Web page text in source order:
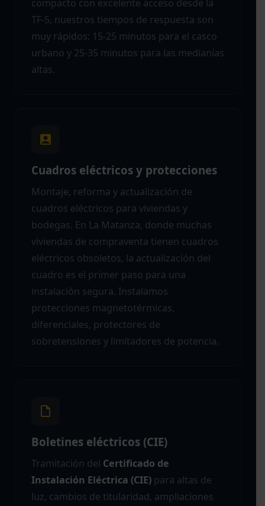
compacto con excelente acceso desde la
TF-5, nuestros tiempos de respuesta son
muy rápidos: 15-25 minutos para el casco
urbano y 25-35 minutos para las medianías
altas.
Cuadros eléctricos y protecciones
Montaje, reforma y actualización de
cuadros eléctricos para viviendas y
bodegas. En La Matanza, donde muchas
viviendas de compraventa tienen cuadros
eléctricos obsoletos, la actualización del
cuadro es el primer paso para una
instalación segura. Instalamos
protecciones magnetotérmicas,
diferenciales, protectores de
sobretensiones y limitadores de potencia.
Boletines eléctricos (CIE)
Tramitación del Certificado de
Instalación Eléctrica (CIE) para altas de
luz, cambios de titularidad, ampliaciones